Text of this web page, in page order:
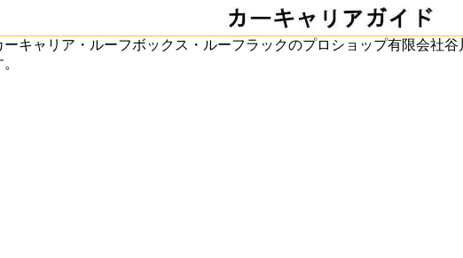
ーキャリア・ルーフボックス・ルーフラックのプロショップ有限会社